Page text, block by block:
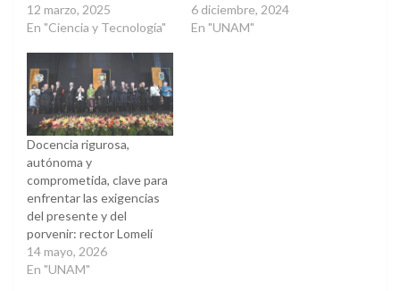
12 marzo, 2025
En "Ciencia y Tecnología"
6 diciembre, 2024
En "UNAM"
Docencia rigurosa,
autónoma y
comprometida, clave para
enfrentar las exigencias
del presente y del
porvenir: rector Lomelí
14 mayo, 2026
En "UNAM"